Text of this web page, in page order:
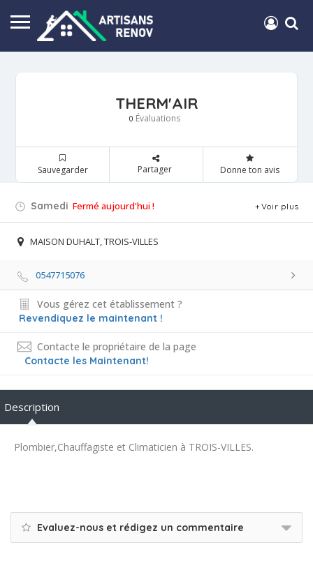
THERM'AIR
0 Évaluations
Sauvegarder Partager Donne ton avis
Samedi Fermé aujourd'hui ! Voir plus
MAISON DUHALT, TROIS-VILLES
0547715076
Vous gérez cet établissement ?
Revendiquez le maintenant !
Contacte le propriétaire de la page
Contacte les Maintenant!
Description
Plombier,Chauffagiste et Climaticien à TROIS-VILLES.
Evaluez-nous et rédigez un commentaire